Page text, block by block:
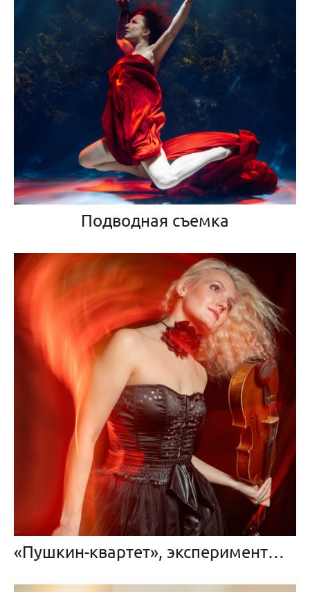
Подводная съемка
«Пушкин-квартет», эксперименты с цветным светом